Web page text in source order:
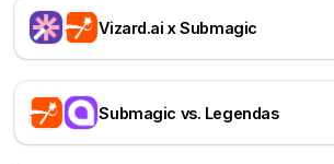
Vizard.ai x Submagic
Submagic vs. Legendas